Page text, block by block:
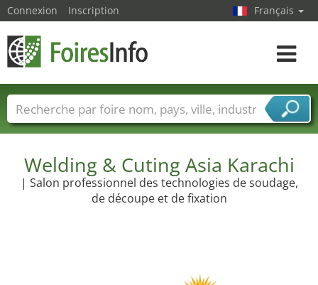
Welding & Cuting Asia Karachi
| Salon professionnel des technologies de soudage,
de découpe et de fixation
Connexion Inscription Français
Toggle
Foire noms Pays Villes
Secteurs de foire